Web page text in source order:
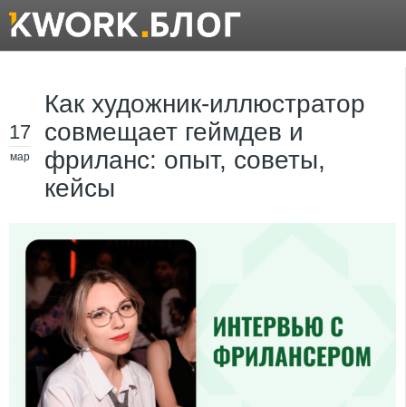
17
мар
Как художник-иллюстратор
совмещает геймдев и
фриланс: опыт, советы,
кейсы